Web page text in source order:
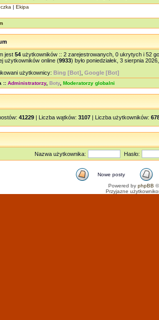
| Ekipa
jest 54 użytkowników :: 2 zarejestrowanych, 0 ukrytych i 52
użytkowników online (9933) było poniedziałek, 3 sierpnia
użytkownicy: Bing [Bot] Google [Bot]
:: Administratorzy, Boty, Moderatorzy globalni
41229 | Liczba wątków: 3107 | Liczba użytkowników:
Nazwa użytkownika: Hasło:
Nowe posty
Powered by phpBB
Przyjazne